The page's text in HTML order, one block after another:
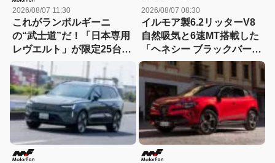
2026/08/07 11:30
これがランボルギーニ
の“武士道”だ！「日本専用
レヴエルト」が限定25台で
誕生!! その理由とは……？
2026/08/07 08:30
イルモア製6.2リッターV8
自然吸気と6速MT搭載した
「ヘネシー ブラックバー
ド」がデビュー【動画】